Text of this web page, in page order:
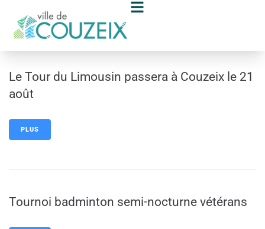
Le Tour du Limousin passera à Couzeix le 21
août
PLUS
Tournoi badminton semi-nocturne vétérans